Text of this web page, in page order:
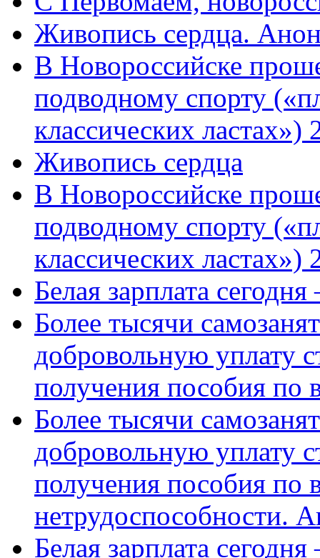
Живопись сердца.
В Новороссийске
подводному спорту
классических
Живопись сердца
В Новороссийске
подводному спорту
классических ластах»)
Белая зарплата
Более тысячи
добровольную уплату
получения пособия по
Более тысячи
добровольную уплату
получения пособия по
нетрудоспособности.
Белая зарплата